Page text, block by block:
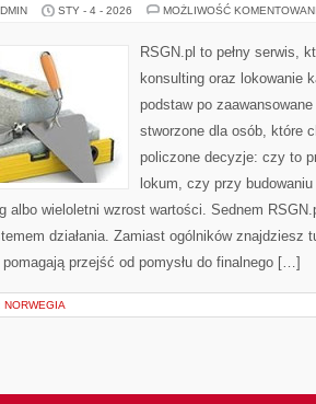
STY - 4 - 2026 MOŻLIWOŚĆ
RSGN.pl to pełny serwis,
konsulting oraz lokowanie
podstaw po
stworzone dla osób, które
policzone decyzje: czy to
lokum, czy przy
albo wieloletni wzrost wartości. Sednem
działania. Zamiast ogólników znajdziesz
przejść od pomysłu do finalnego […]
NORWEGIA